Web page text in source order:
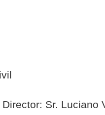
Sr. Luciano